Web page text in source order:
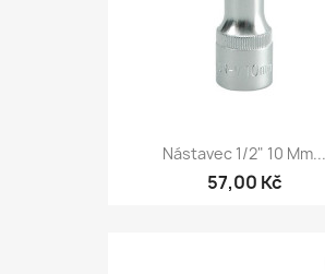
Nástavec 1/2" 10 Mm...
57,00 Kč